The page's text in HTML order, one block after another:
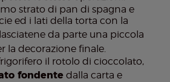
strato di pan di spagna e
ed i lati della torta con la
da parte una piccola
la decorazione finale.
il rotolo di cioccolato,
fondentedalla carta e